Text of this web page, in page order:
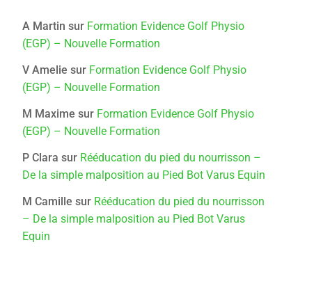
A Martin sur Formation Evidence Golf Physio
(EGP) – Nouvelle Formation
V Amelie sur Formation Evidence Golf Physio
(EGP) – Nouvelle Formation
M Maxime sur Formation Evidence Golf Physio
(EGP) – Nouvelle Formation
P Clara sur Rééducation du pied du nourrisson –
De la simple malposition au Pied Bot Varus Equin
M Camille sur Rééducation du pied du nourrisson
– De la simple malposition au Pied Bot Varus
Equin